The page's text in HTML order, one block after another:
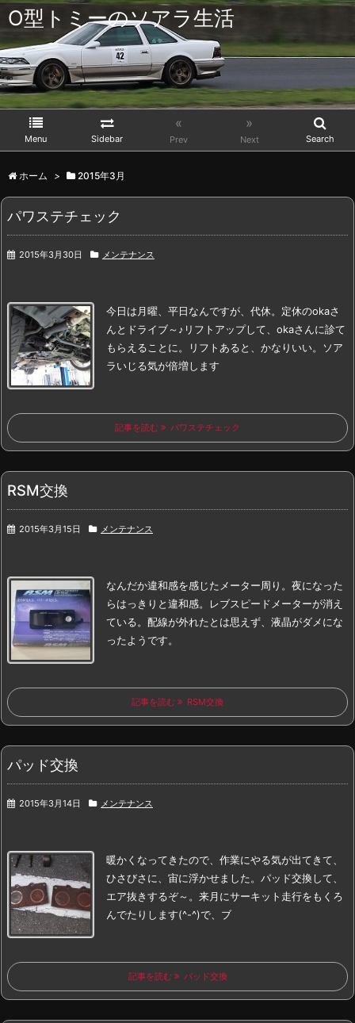
O型トミーのソアラ生活
Menu Sidebar
«
Prev
»
Next Search
ホーム > 2015年3月
パワステチェック
2015年3月30日 メンテナンス
今日は月曜、平日なんですが、代休。 定休のokaさ
んとドライブ～♪ リフトアップして、okaさんに診て
もらえることに。
リフトあると、かなりいい。
ソア
ラいじる気が倍増します
記事を読む パワステチェック
RSM交換
2015年3月15日 メンテナンス
なんだか違和感を感じたメーター周り。 夜になった
らはっきりと違和感。
レブスピードメーターが消え
ている。 配線が外れたとは思えず、液晶がダメにな
ったようです。
記事を読む RSM交換
パッド交換
2015年3月14日 メンテナンス
暖かくなってきたので、作業にやる気が出てきて、
ひさびさに、宙に浮かせました。 パッド交換して、
エア抜きするぞ～。 来月にサーキット走行をもくろ
んでたりします(^-^)で、ブ
記事を読む パッド交換